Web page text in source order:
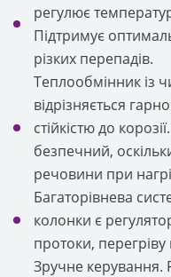
регулює
Підтримує
різких перепадів.
Теплообмінник із
відрізняється
стійкістю до
безпечний,
речовини при
Багаторівнева
колонки є
протоки, перегріву
Зручне керування.